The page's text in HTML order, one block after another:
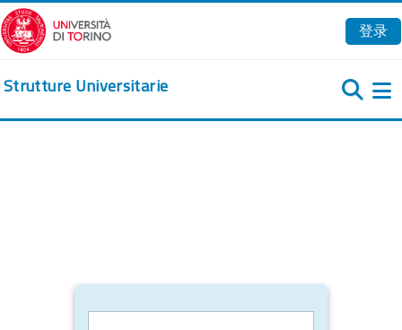
跳到主要内容
登录
Strutture Universitarie